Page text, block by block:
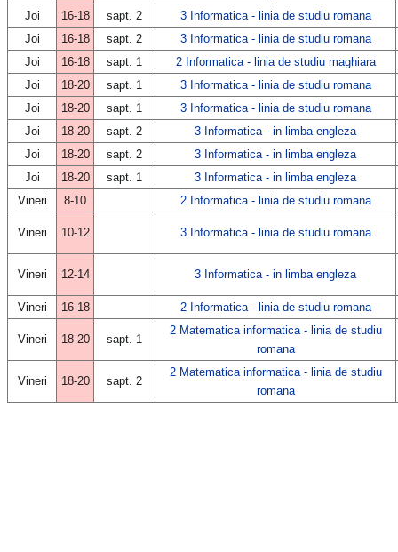
Joi
16-18 sapt. 2
3 Informatica - linia de studiu romana
Joi
16-18 sapt. 2
3 Informatica - linia de studiu romana
Joi
16-18 sapt. 1
2 Informatica - linia de studiu maghiara
Joi
18-20 sapt. 1
3 Informatica - linia de studiu romana
Joi
18-20 sapt. 1
3 Informatica - linia de studiu romana
Joi
18-20 sapt. 2
3 Informatica - in limba engleza
Joi
18-20 sapt. 2
3 Informatica - in limba engleza
Joi
18-20 sapt. 1
3 Informatica - in limba engleza
Vineri
8-10 2 Informatica - linia de studiu romana
Vineri 10-12 3 Informatica - linia de studiu romana
Vineri 12-14 3 Informatica - in limba engleza
Vineri 16-18 2 Informatica - linia de studiu romana
Vineri 18-20 sapt. 1
2 Matematica informatica - linia de studiu
romana
Vineri 18-20 sapt. 2
2 Matematica informatica - linia de studiu
romana